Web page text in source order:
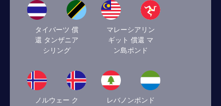
タイバーツ 償
還 タンザニア
シリング
マレーシアリン
ギット 償還 マ
ン島ポンド
ノルウェー ク
レバノンポンド